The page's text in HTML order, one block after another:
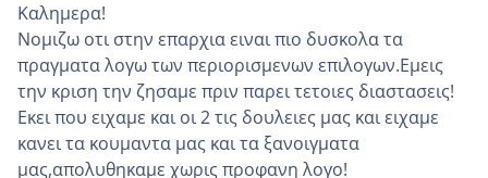
Καλημερα!
Νομιζω οτι στην επαρχια ειναι πιο δυσκολα τα
πραγματα λογω των περιορισμενων επιλογων.Εμεις
την κριση την ζησαμε πριν παρει τετοιες διαστασεις!
Εκει που ειχαμε και οι 2 τις δουλειες μας και ειχαμε
κανει τα κουμαντα μας και τα ξανοιγματα
μας,απολυθηκαμε χωρις προφανη λογο!